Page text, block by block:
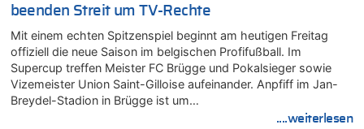
beenden Streit um TV-Rechte
Mit einem echten Spitzenspiel beginnt am heutigen Freitag
offiziell die neue Saison im belgischen Profifußball. Im
Supercup treffen Meister FC Brügge und Pokalsieger sowie
Vizemeister Union Saint-Gilloise aufeinander. Anpfiff im Jan-
Breydel-Stadion in Brügge ist um…
....weiterlesen